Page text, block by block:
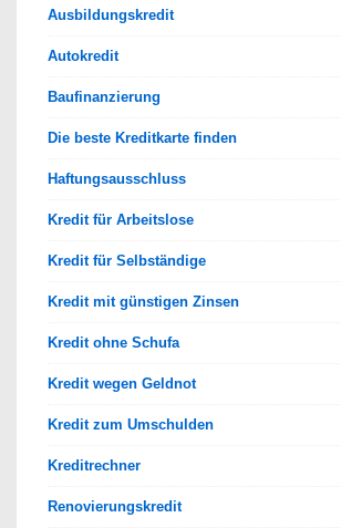
Ausbildungskredit
Autokredit
Baufinanzierung
Die beste Kreditkarte finden
Haftungsausschluss
Kredit für Arbeitslose
Kredit für Selbständige
Kredit mit günstigen Zinsen
Kredit ohne Schufa
Kredit wegen Geldnot
Kredit zum Umschulden
Kreditrechner
Renovierungskredit